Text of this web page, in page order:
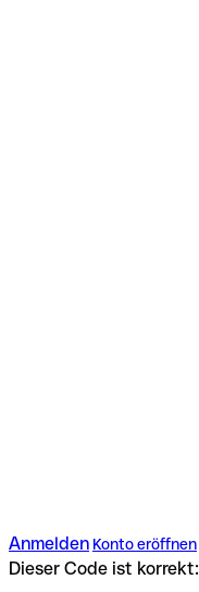
Anmelden Konto eröffnen
Dieser Code ist korrekt: